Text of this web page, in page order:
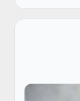
Lampung-1